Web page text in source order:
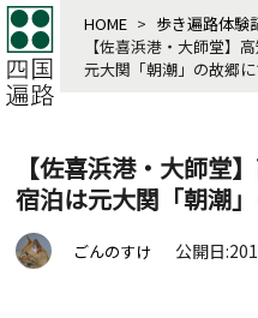
HOME > 歩き遍路体験
【佐喜浜港・大師堂】
元大関「朝潮」の故郷
【佐喜浜港・大師堂
宿泊は元大関「朝潮
ごんのすけ 公開日